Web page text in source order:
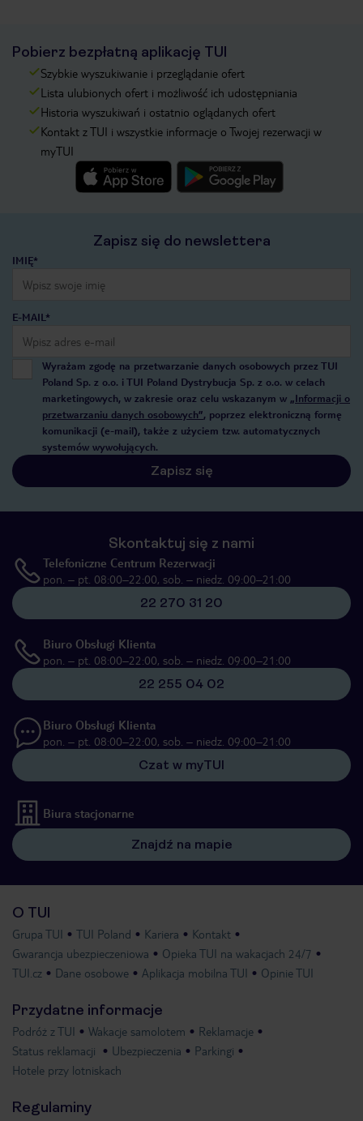
Pobierz bezpłatną aplikację TUI
Szybkie wyszukiwanie i przeglądanie ofert
Lista ulubionych ofert i możliwość ich udostępniania
Historia wyszukiwań i ostatnio oglądanych ofert
Kontakt z TUI i wszystkie informacje o Twojej rezerwacji w
myTUI
Zapisz się do newslettera
IMIĘ*
E-MAIL*
Wyrażam zgodę na przetwarzanie danych osobowych przez TUI
Poland Sp. z o.o. i TUI Poland Dystrybucja Sp. z o.o. w celach
marketingowych, w zakresie oraz celu wskazanym w „Informacji o
przetwarzaniu danych osobowych”, poprzez elektroniczną formę
komunikacji (e-mail), także z użyciem tzw. automatycznych
systemów wywołujących.
Zapisz się
Skontaktuj się z nami
Telefoniczne Centrum Rezerwacji
pon. – pt. 08:00–22:00, sob. – niedz. 09:00–21:00
22 270 31 20
Biuro Obsługi Klienta
pon. – pt. 08:00–22:00, sob. – niedz. 09:00–21:00
22 255 04 02
Biuro Obsługi Klienta
pon. – pt. 08:00–22:00, sob. – niedz. 09:00–21:00
Czat w myTUI
Biura stacjonarne
Znajdź na mapie
O TUI
Grupa TUI TUI Poland Kariera
Kontakt
Gwarancja ubezpieczeniowa
Opieka TUI na wakacjach 24/7
TUI.cz
Dane osobowe Aplikacja mobilna TUI Opinie TUI
Przydatne informacje
Podróż z TUI Wakacje samolotem
Reklamacje
Status reklamacji
Ubezpieczenia
Parkingi
Hotele przy lotniskach
Regulaminy